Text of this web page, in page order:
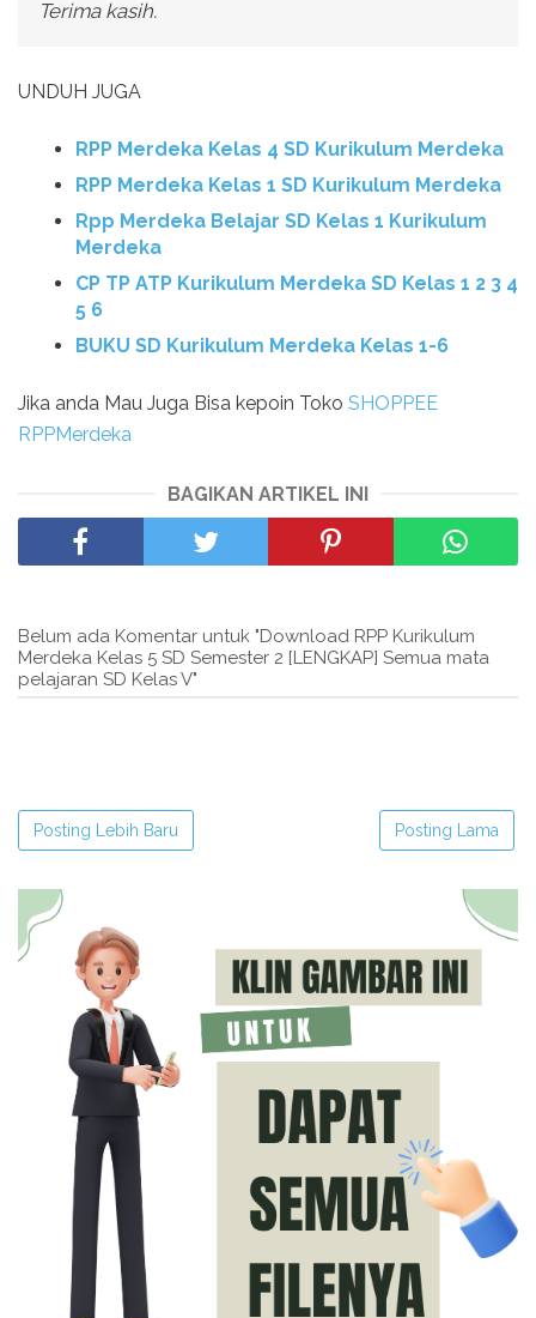
Terima kasih.
UNDUH JUGA
RPP Merdeka Kelas 4 SD Kurikulum Merdeka
RPP Merdeka Kelas 1 SD Kurikulum Merdeka
Rpp Merdeka Belajar SD Kelas 1 Kurikulum
Merdeka
CP TP ATP Kurikulum Merdeka SD Kelas 1 2 3 4
5 6
BUKU SD Kurikulum Merdeka Kelas 1-6
Jika anda Mau Juga Bisa kepoin Toko SHOPPEE
RPPMerdeka
BAGIKAN ARTIKEL INI
Belum ada Komentar untuk "Download RPP Kurikulum
Merdeka Kelas 5 SD Semester 2 [LENGKAP] Semua mata
pelajaran SD Kelas V"
Posting Lebih Baru Posting Lama